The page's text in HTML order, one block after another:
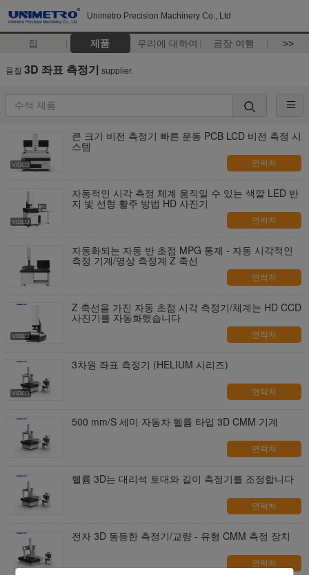
Unimetro Precision Machinery Co., Ltd
집 제품 우리에 대하여 공장 여행 >>
품질 3D 좌표 측정기 supplier.
큰 크기 비전 측정기 빠른 운동 PCB LCD 비전 측정 시
스템
연락처
자동적인 시각 측정 체계 움직일 수 있는 색깔 LED 반
지 빛 선형 활주 방법 HD 사진기
연락처
자동화되는 자동 반 초점 MPG 통제 - 자동 시각적인
측정 기계/영상 측정계 Z 축선
연락처
Z 축선을 가진 자동 초점 시각 측정기/체계는 HD CCD
사진기를 자동화했습니다
연락처
3차원 좌표 측정기 (HELIUM 시리즈)
연락처
500 mm/S 세미 자동차 헬륨 타입 3D CMM 기계
연락처
헬륨 3D는 대리석 토대와 길이 측정기를 조정합니다
연락처
전자 3D 동등한 측정기/교량 - 유형 CMM 측정 장치
연락처